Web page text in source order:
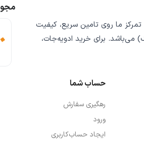
ما روی تامین سریع، کیفیت
می‌باشد. برای خرید ادویه‌جات،
حساب شما
رهگیری سفارش
ورود
ایجاد حساب‌کاربری